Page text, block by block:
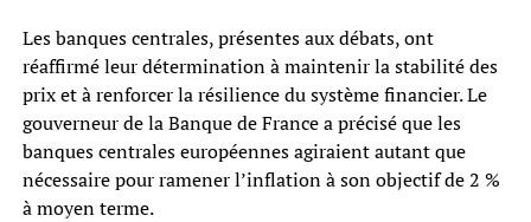
Les banques centrales, présentes aux débats, ont
réaffirmé leur détermination à maintenir la stabilité des
prix et à renforcer la résilience du système financier. Le
gouverneur de la Banque de France a précisé que les
banques centrales européennes agiraient autant que
nécessaire pour ramener l’inflation à son objectif de 2 %
à moyen terme.